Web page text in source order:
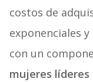
costos de
exponenciales
con un
mujeres